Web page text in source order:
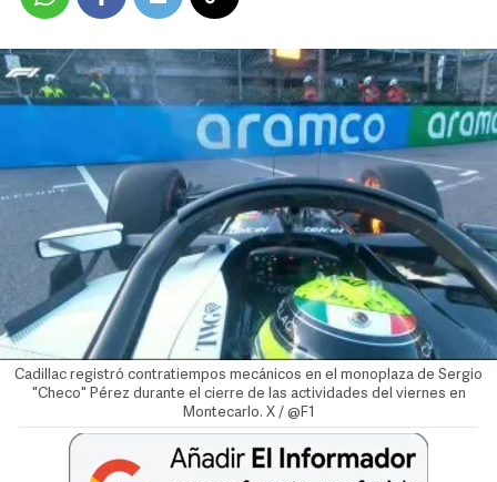
Cadillac registró contratiempos mecánicos en el monoplaza de Sergio
"Checo" Pérez durante el cierre de las actividades del viernes en
Montecarlo. X / @F1